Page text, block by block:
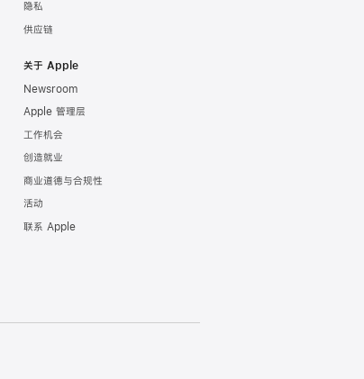
隐私
供应链
关于 Apple
Newsroom
Apple 管理层
工作机会
创造就业
商业道德与合规性
活动
联系 Apple